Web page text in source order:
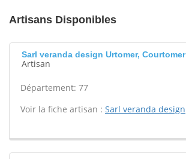
Artisans Disponibles
Sarl veranda design Urtomer, Courtomer
Artisan
Département: 77
Voir la fiche artisan : Sarl veranda design